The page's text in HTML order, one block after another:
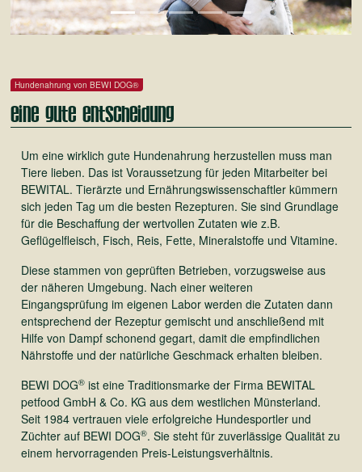
Hundenahrung von BEWI DOG®
Eine gute Entscheidung
Um eine wirklich gute Hundenahrung herzustellen muss man
Tiere lieben. Das ist Voraussetzung für jeden Mitarbeiter bei
BEWITAL. Tierärzte und Ernährungswissenschaftler kümmern
sich jeden Tag um die besten Rezepturen. Sie sind Grundlage
für die Beschaffung der wertvollen Zutaten wie z.B.
Geflügelfleisch, Fisch, Reis, Fette, Mineralstoffe und Vitamine.
Diese stammen von geprüften Betrieben, vorzugsweise aus
der näheren Umgebung. Nach einer weiteren
Eingangsprüfung im eigenen Labor werden die Zutaten dann
entsprechend der Rezeptur gemischt und anschließend mit
Hilfe von Dampf schonend gegart, damit die empfindlichen
Nährstoffe und der natürliche Geschmack erhalten bleiben.
BEWI DOG®ist eine Traditionsmarke der Firma BEWITAL
petfood GmbH & Co. KG aus dem westlichen Münsterland.
Seit 1984 vertrauen viele erfolgreiche Hundesportler und
Züchter auf BEWI DOG®. Sie steht für zuverlässige Qualität zu
einem hervorragenden Preis-Leistungsverhältnis.